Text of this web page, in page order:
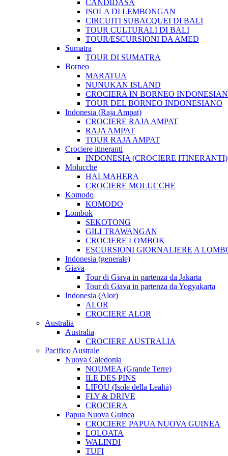
CANDIDASA
ISOLA DI LEMBONGAN
CIRCUITI SUBACQUEI DI BALI
TOUR CULTURALI DI BALI
TOUR/ESCURSIONI DA AMED
Sumatra
TOUR DI SUMATRA
Borneo
MARATUA
NUNUKAN ISLAND
CROCIERA IN BORNEO
TOUR DEL BORNEO INDONESIANO
Indonesia (Raja Ampat)
CROCIERE RAJA AMPAT
RAJA AMPAT
TOUR RAJA AMPAT
Crociere itineranti
INDONESIA (CROCIERE ITINERANTI)
Molucche
HALMAHERA
CROCIERE MOLUCCHE
Komodo
KOMODO
Lombok
SEKOTONG
GILI TRAWANGAN
CROCIERE LOMBOK
ESCURSIONI GIORNALIERE A
Indonesia (generale)
Giava
Tour di Giava in partenza da Jakarta
Tour di Giava in partenza da Yogyakarta
Indonesia (Alor)
ALOR
CROCIERE ALOR
Australia
Australia
CROCIERE AUSTRALIA
Pacifico Australe
Nuova Caledonia
NOUMEA (Grande Terre)
ILE DES PINS
LIFOU (Isole della Lealtà)
FLY & DRIVE
CROCIERA
Papua Nuova Guinea
CROCIERE PAPUA NUOVA GUINEA
LOLOATA
WALINDI
TUFI